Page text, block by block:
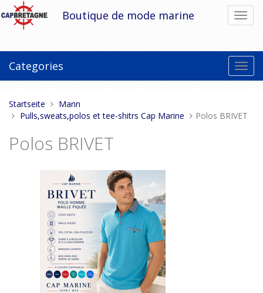
Direkt
zum
Inhalt
Boutique de mode marine
Categories
Sie
sind
Startseite
Mann
Pulls,sweats,polos et tee-shitrs Cap Marine
Polos BRIVET
Polos BRIVET